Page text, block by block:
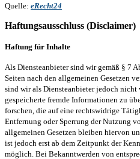
Quelle: eRecht24
Haftungsausschluss (Disclaimer)
Haftung für Inhalte
Als Diensteanbieter sind wir gemäß § 7
Seiten nach den allgemeinen Gesetzen
sind wir als Diensteanbieter jedoch
gespeicherte fremde Informationen zu
forschen, die auf eine rechtswidrige
Entfernung oder Sperrung der Nutzung
allgemeinen Gesetzen bleiben hiervon
ist jedoch erst ab dem Zeitpunkt der
möglich. Bei Bekanntwerden von